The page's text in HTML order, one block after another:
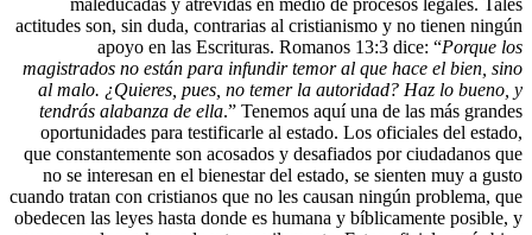
maleducadas y atrevidas en medio
actitudes son, sin duda, contrarias al
apoyo en las Escrituras.
magistrados no están para infundir temor
al malo. ¿Quieres, pues, no temer la
tendrás alabanza de ella .” Tenemos aquí
oportunidades para testificarle al estado.
que constantemente son acosados y
no se interesan en el bienestar del
cuando tratan con cristianos que no les
obedecen las leyes hasta donde es humana